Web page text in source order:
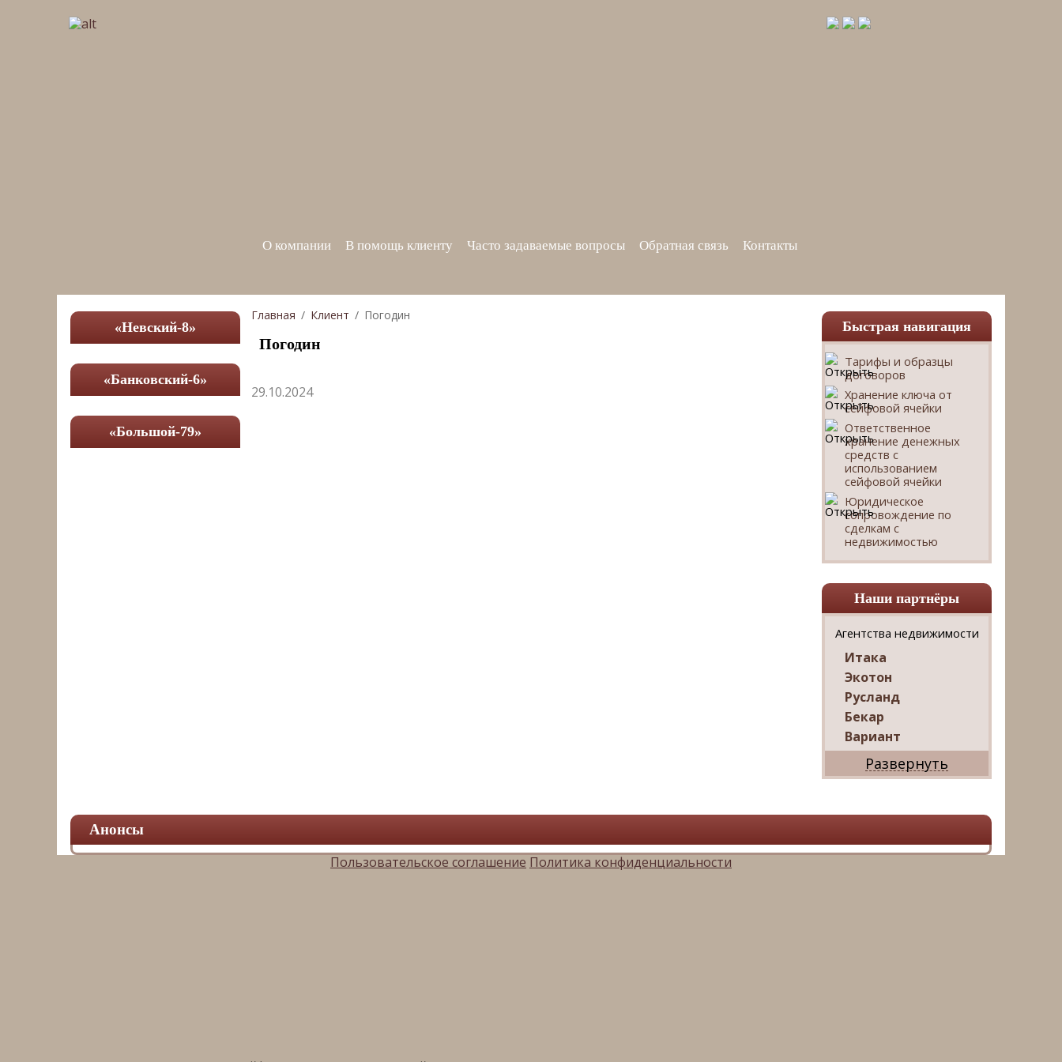
О компании В помощь клиенту Часто задаваемые вопросы Обратная связь Контакты
«Невский-8»
«Банковский-6»
«Большой-79»
Главная Клиент Погодин
Погодин
29.10.2024
Быстрая навигация
Тарифы и образцы
договоров
Хранение ключа от
сейфовой ячейки
Ответственное
хранение денежных
средств с
использованием
сейфовой ячейки
Юридическое
сопровождение по
сделкам с
недвижимостью
Наши партнёры
Агентства недвижимости
Итака
Экотон
Русланд
Бекар
Вариант
Дриада
Реал
Ваш Дом
Мир квартир
Анонсы
Пользовательское соглашение Политика конфиденциальности